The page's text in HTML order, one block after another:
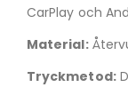
CarPlay och
Material:
Tryckmetod: